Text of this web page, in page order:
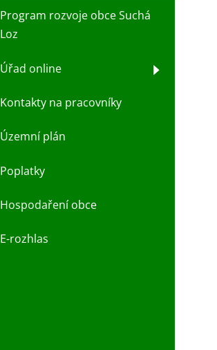
Program rozvoje obce Suchá
Loz
Úřad online
Kontakty na pracovníky
Územní plán
Poplatky
Hospodaření obce
E-rozhlas